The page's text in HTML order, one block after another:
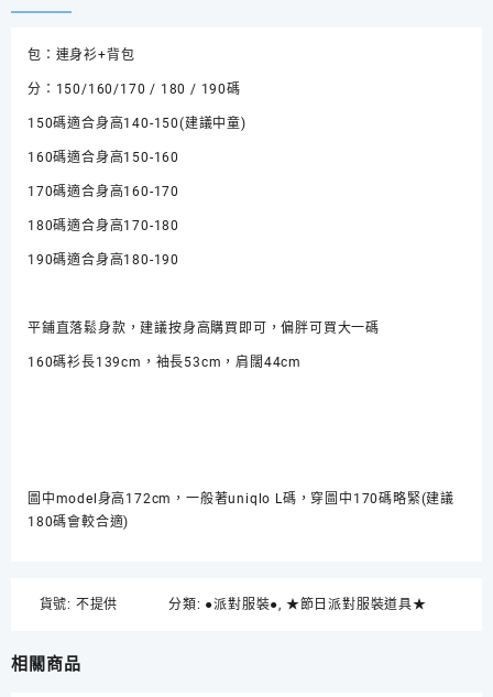
Ghostbuster
女
可
萬
聖
Halloween
Cosplay
對
包：連身衫+背包
分：150/160/170 / 180 / 190碼
150碼適合身高140-150(建議中童)
160碼適合身高150-160
170碼適合身高160-170
180碼適合身高170-180
190碼適合身高180-190
平鋪直落鬆身款，建議按身高購買即可，偏胖可買大一碼
160碼衫長139cm，袖長53cm，肩闊44cm
圖中model身高172cm，一般著uniqlo L碼，穿圖中170碼略緊(建議
180碼會較合適)
貨號: 不提供 分類: ●派對服裝●, ★節日派對服裝道具★
相關商品